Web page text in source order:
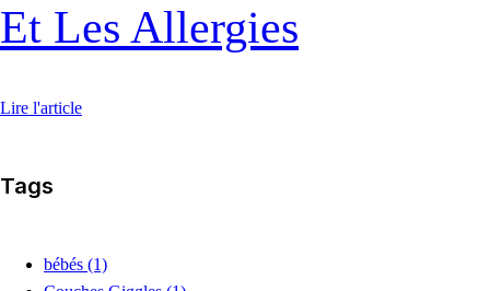
Et Les Allergies
Lire l'article
Tags
bébés (1)